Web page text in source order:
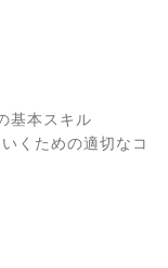
基本スキル
くための適切なコ